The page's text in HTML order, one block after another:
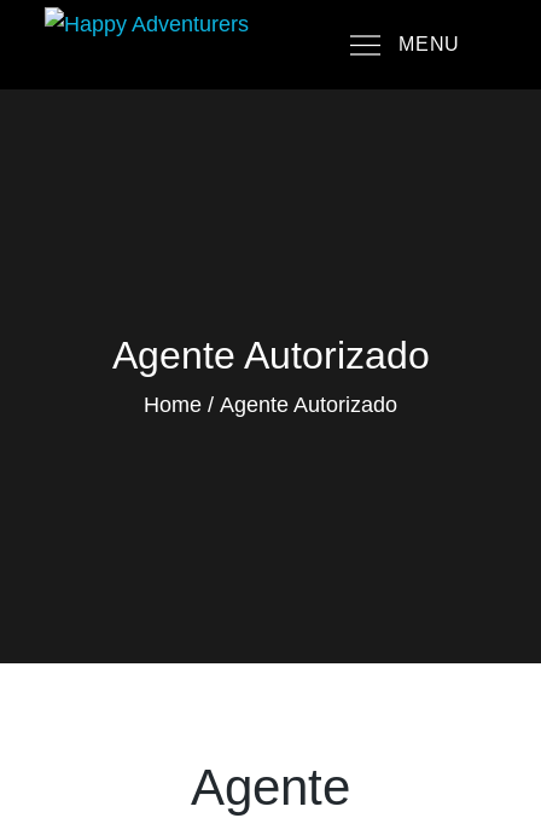
content
MENU
Agente Autorizado
Home Agente Autorizado
Agente